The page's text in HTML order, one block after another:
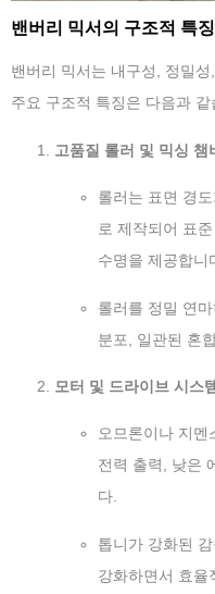
밴버리 믹서의 구조적 특징
밴버리 믹서는 내구성, 정밀
주요 구조적 특징은 다음과 같
고품질 롤러 및 믹싱 챔
롤러는 표면 경
로 제작되어 표
수명을 제공합니
롤러를 정밀 연
분포, 일관된 혼
모터 및 드라이브 시스템
오므론이나 지멘
전력 출력, 낮은
다.
톱니가 강화된
강화하면서 효율